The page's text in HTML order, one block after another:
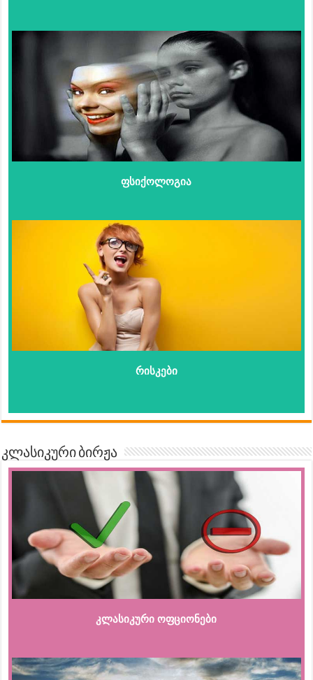
ფსიქოლოგია
რისკები
კლასიკური ბირჟა
კლასიკური ოფციონები